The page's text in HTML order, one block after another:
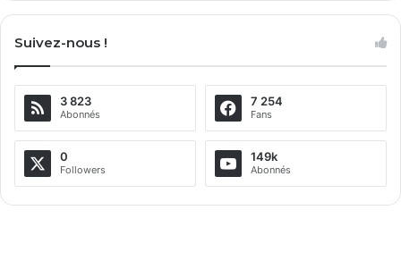
t
n
t
i
Suivez-nous !
3 823
Abonnés
7 254
Fans
0
Followers
149k
Abonnés